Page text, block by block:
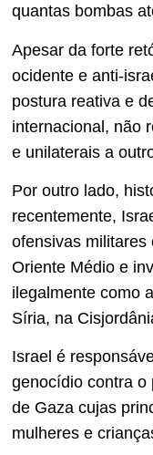
quantas bombas
Apesar da forte
ocidente e anti-
postura reativa e
internacional, não
e unilaterais a
Por outro lado,
recentemente,
ofensivas militares
Oriente Médio e
ilegalmente como
Síria, na
Israel é
genocídio contra o
de Gaza cujas
mulheres e